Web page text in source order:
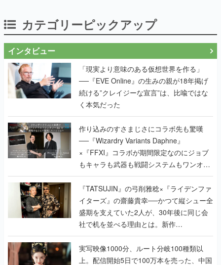
「現実より意味のある仮想世界を作る」
──『EVE Online』の生みの親が18年掲げ
く本気だった
作り込みのすさまじさにコラボ先も驚嘆
──『Wizardry Variants Daphne』
×『FFXI』コラボが期間限定なのにジョブ
もキャラも武器も戦闘システムもワンオフ
で作り込まれた理由を両ディレクターに聞
く
『TATSUJIN』の弓削雅稔×『ライデンファ
イターズ』の齋藤貴幸──かつて縦シュー全
盛期を支えていた2人が、30年後に同じ会
社で机を並べる理由とは。新作
『TATSUJIN EXTREME』で初タッグを組
んだレジェンド2人に訊く開発秘話
実写映像1000分、ルート分岐100種類以
上。配信開始5日で100万本を売った、中国
発の実写インタラクティブドラマゲーム
『盛世天下：女帝への道II』の、規模が違
うこだわりをプロデューサーに聞いた